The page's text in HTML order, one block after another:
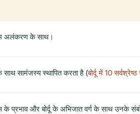
अलंकरण के साथ।
साथ सामंजस्य स्थापित करता है (बोर्दू में 10
के प्रभाव और बोर्दू के अभिजात वर्ग के साथ उनके